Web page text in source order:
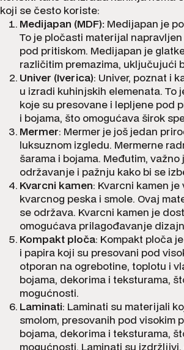
koji se često koriste:
Medijapan (MDF): Medijapan je
To je pločasti materijal
pod pritiskom. Medijapan je
različitim premazima, uključujući
Univer (Iverica): Univer, poznat i
u izradi kuhinjskih elemenata.
koje su presovane i lepljene pod
i bojama, što omogućava širok
Mermer: Mermer je još jedan
luksuznom izgledu. Mermerne
šarama i bojama. Međutim,
održavanje i pažnju kako bi se
Kvarcni kamen: Kvarcni kamen
kvarcnog peska i smole. Ovaj
se održava. Kvarcni kamen je
omogućava prilagođavanje
Kompakt ploča: Kompakt ploča
i papira koji su presovani pod
otporan na ogrebotine, toplotu i
bojama, dekorima i teksturama,
mogućnosti.
Laminati: Laminati su materijali
smolom, presovanih pod visokim
bojama, dekorima i teksturama,
mogućnosti. Laminati su